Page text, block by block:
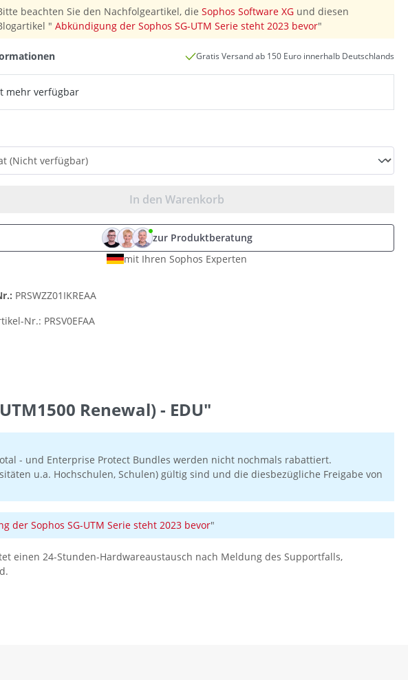
beachten Sie den Nachfolgeartikel, die Sophos Software XG und diesen
" Abkündigung der Sophos SG-UTM Serie steht 2023 bevor"
Gratis Versand ab 150 Euro innerhalb Deutschlands
mehr verfügbar
In den Warenkorb
zur Produktberatung
mit Ihren Sophos Experten
PRSWZZ01IKREAA
Nr.: PRSV0EFAA
Renewal) - EDU"
- und Enterprise Protect Bundles werden nicht nochmals rabattiert.
u.a. Hochschulen, Schulen) gültig sind und die diesbezügliche Freigabe von
der Sophos SG-UTM Serie steht 2023 bevor"
einen 24-Stunden-Hardwareaustausch nach Meldung des Supportfalls,